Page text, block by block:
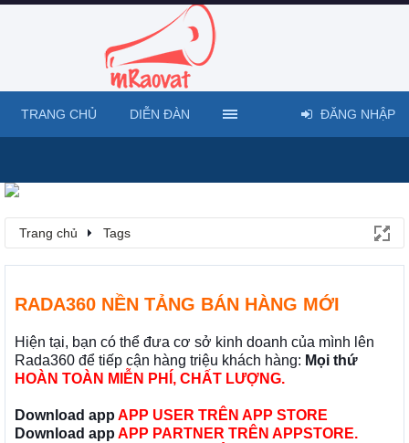
Trang chủ Tags
RADA360 NỀN TẢNG BÁN HÀNG MỚI
Hiện tại, bạn có thể đưa cơ sở kinh doanh của mình lên
Rada360 để tiếp cận hàng triệu khách hàng: Mọi thứ
HOÀN TOÀN MIỄN PHÍ, CHẤT LƯỢNG.
Download app APP USER TRÊN APP STORE
Download app APP PARTNER TRÊN APPSTORE.
TRANG CHỦ DIỄN ĐÀN ĐĂNG NHẬP